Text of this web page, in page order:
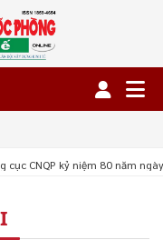
cục CNQP kỷ niệm 80 năm